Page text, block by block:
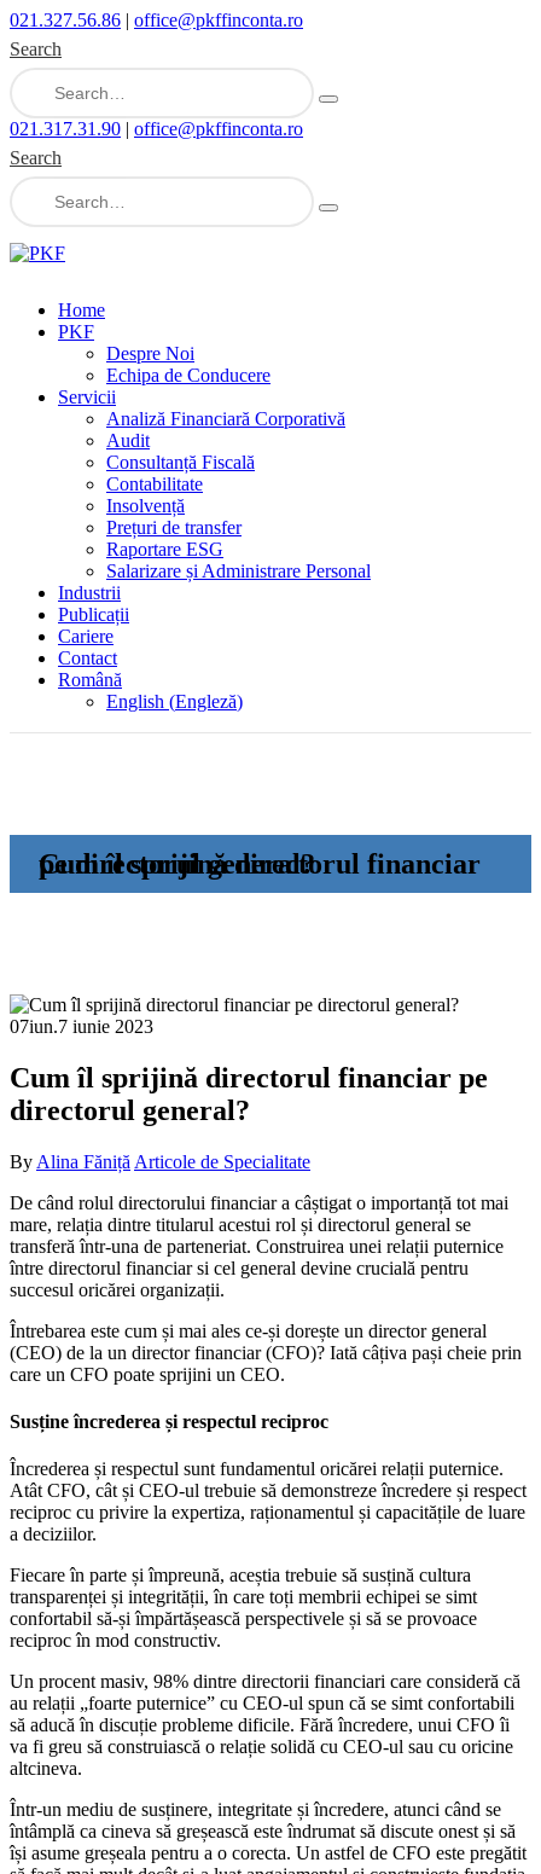
021.327.56.86 | office@pkffinconta.ro
Search
021.317.31.90 | office@pkffinconta.ro
Search
Home
PKF
Despre Noi
Echipa de Conducere
Servicii
Analiză Financiară Corporativă
Audit
Consultanță Fiscală
Contabilitate
Insolvență
Prețuri de transfer
Raportare ESG
Salarizare și Administrare Personal
Industrii
Publicații
Cariere
Contact
Română
English (Engleză)
Cum îl sprijină directorul financiar pe directorul general?
07iun.7 iunie 2023
Cum îl sprijină directorul financiar pe
directorul general?
By Alina Făniță Articole de Specialitate
De când rolul directorului financiar a câștigat o importanță tot mai
mare, relația dintre titularul acestui rol și directorul general se
transferă într-una de parteneriat. Construirea unei relații puternice
între directorul financiar si cel general devine crucială pentru
succesul oricărei organizații.
Întrebarea este cum și mai ales ce-și dorește un director general
(CEO) de la un director financiar (CFO)? Iată câțiva pași cheie prin
care un CFO poate sprijini un CEO.
Susține încrederea și respectul reciproc
Încrederea și respectul sunt fundamentul oricărei relații puternice.
Atât CFO, cât și CEO-ul trebuie să demonstreze încredere și respect
reciproc cu privire la expertiza, raționamentul și capacitățile de luare
a deciziilor.
Fiecare în parte și împreună, aceștia trebuie să susțină cultura
transparenței și integrității, în care toți membrii echipei se simt
confortabil să-și împărtășească perspectivele și să se provoace
reciproc în mod constructiv.
Un procent masiv, 98% dintre directorii financiari care consideră că
au relații „foarte puternice” cu CEO-ul spun că se simt confortabili
să aducă în discuție probleme dificile. Fără încredere, unui CFO îi
va fi greu să construiască o relație solidă cu CEO-ul sau cu oricine
altcineva.
Într-un mediu de susținere, integritate și încredere, atunci când se
întâmplă ca cineva să greșească este îndrumat să discute onest și să
își asume greșeala pentru a o corecta. Un astfel de CFO este pregătit